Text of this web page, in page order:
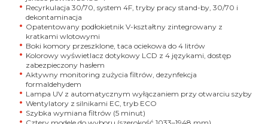
Recyrkulacja 30/70, system 4F, tryby pracy stand-by, 30/70 i
dekontaminacja
Opatentowany podłokietnik V-kształtny zintegrowany z
kratkami wlotowymi
Boki komory przeszklone, taca ociekowa do 4 litrów
Kolorowy wyświetlacz dotykowy LCD z 4 językami, dostęp
zabezpieczony hasłem
Aktywny monitoring zużycia filtrów, dezynfekcja
formaldehydem
Lampa UV z automatycznym wyłączaniem przy otwarciu szyby
Wentylatory z silnikami EC, tryb ECO
Szybka wymiana filtrów (5 minut)